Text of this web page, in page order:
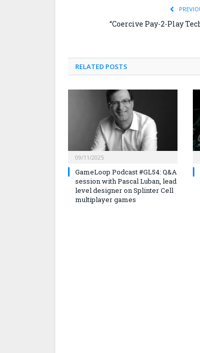
“Coercive Pay-2-Play
RELATED POSTS
09/11/2025
GameLoop Podcast #GL54: Q&A
session with Pascal Luban, lead
level designer on Splinter Cell
multiplayer games